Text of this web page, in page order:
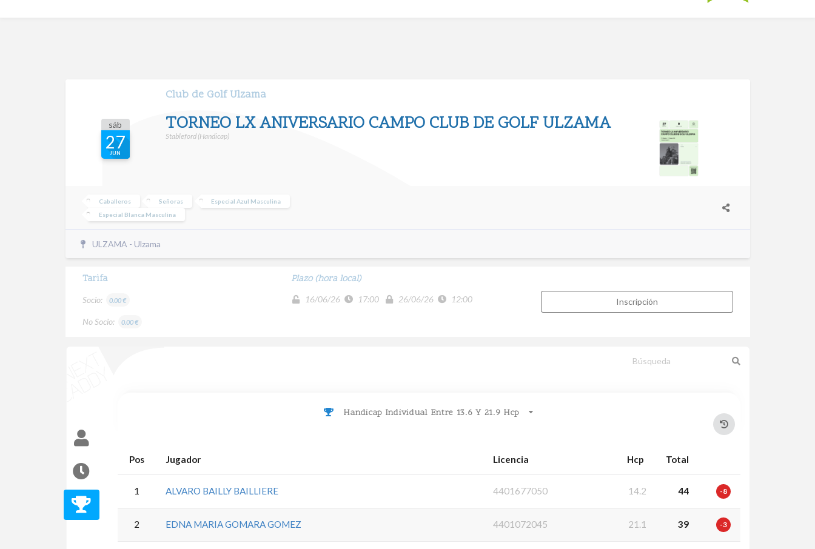
Club de Golf Ulzama
sáb
27
JUN
TORNEO LX ANIVERSARIO CAMPO CLUB DE GOLF ULZAMA
Stableford (Handicap)
Caballeros Señoras
Especial Azul Masculina
Especial Blanca Masculina
ULZAMA - Ulzama
Tarifa
Socio: 0.00 €
No Socio: 0.00 €
Plazo (hora local)
16/06/26 17:00 26/06/26 12:00 Inscripción
Handicap Individual Entre 13.6 Y 21.9 Hcp
Pos Jugador Licencia Hcp Total
1 ALVARO BAILLY BAILLIERE 4401677050 14.2 44 -8
2 EDNA MARIA GOMARA GOMEZ 4401072045 21.1 39 -3